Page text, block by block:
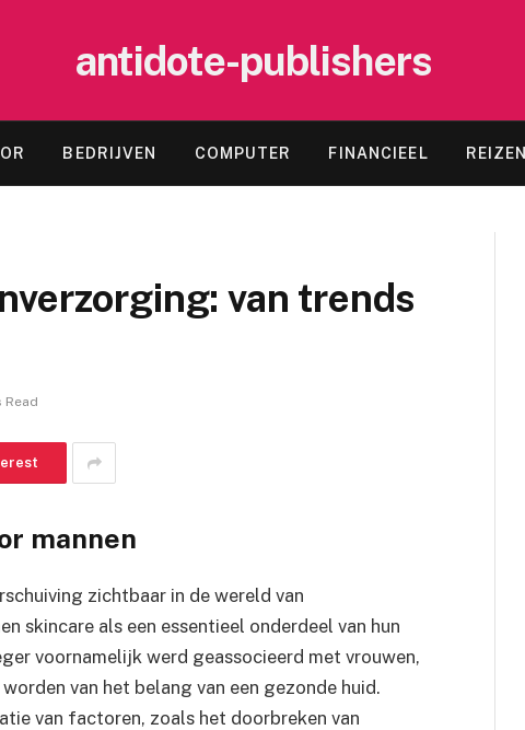
antidote-publishers
BEDRIJVEN COMPUTER FINANCIEEL REIZEN
van trends
Read
mannen
zichtbaar in de wereld van
skincare als een essentieel onderdeel van hun
voornamelijk werd geassocieerd met vrouwen,
van het belang van een gezonde huid.
van factoren, zoals het doorbreken van